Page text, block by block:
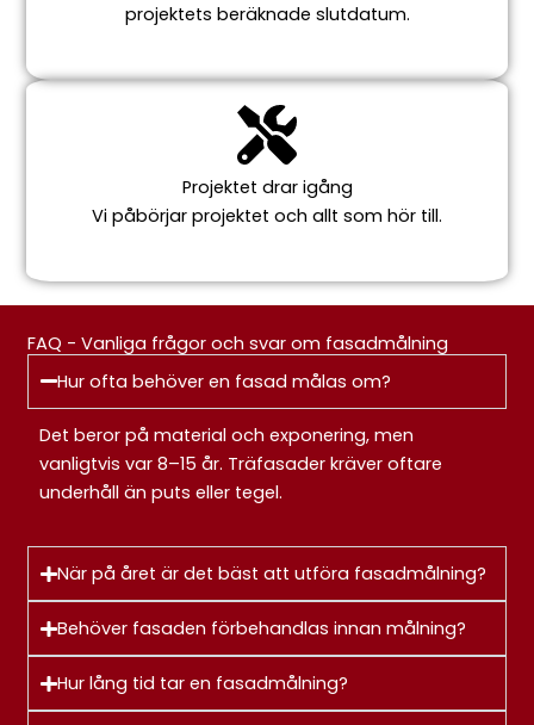
projektets beräknade slutdatum.
Projektet drar igång
Vi påbörjar projektet och allt som hör till.
FAQ - Vanliga frågor och svar om fasadmålning
Hur ofta behöver en fasad målas om?
Det beror på material och exponering, men
vanligtvis var 8–15 år. Träfasader kräver oftare
underhåll än puts eller tegel.
När på året är det bäst att utföra fasadmålning?
Behöver fasaden förbehandlas innan målning?
Hur lång tid tar en fasadmålning?